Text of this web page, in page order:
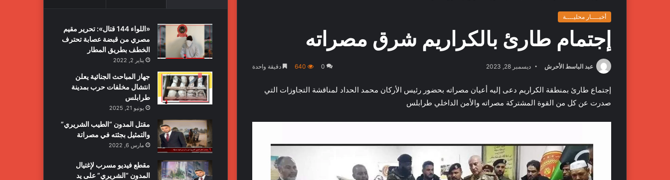
أخبــــار محليــــة
إجتمام طارئ بالكراريم شرق مصراته
عبد الباسط الأحرش ديسمبر 28, 2023 0
640 دقيقة واحدة
إجتماع طارئ بمنطقة الكراريم دعى إليه أعيان مصراته بحضور رئيس الأركان محمد الحداد لمناقشة التجاوزات التي
صدرت عن كل من القوة المشتركة مصراته والأمن الداخلي طرابلس
«اللواء 144 قتال»: تحرير مقيم
مصري من قبضة عصابة تحترف
الخطف بطريق المطار
يناير 2, 2022
جهاز المباحث الجنائية يعلن
انتشال مخلفات حرب بمدينة
طرابلس
يونيو 21, 2025
مقتل المدون “الطيب الشريري”
والتمثيل بجثته في مصراتة
مارس 6, 2022
مقطع فيديو مسرب لإغتيال
المدون “الشريري” على يد